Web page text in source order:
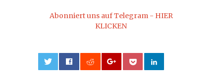
Abonniert uns auf Telegram - HIER
KLICKEN